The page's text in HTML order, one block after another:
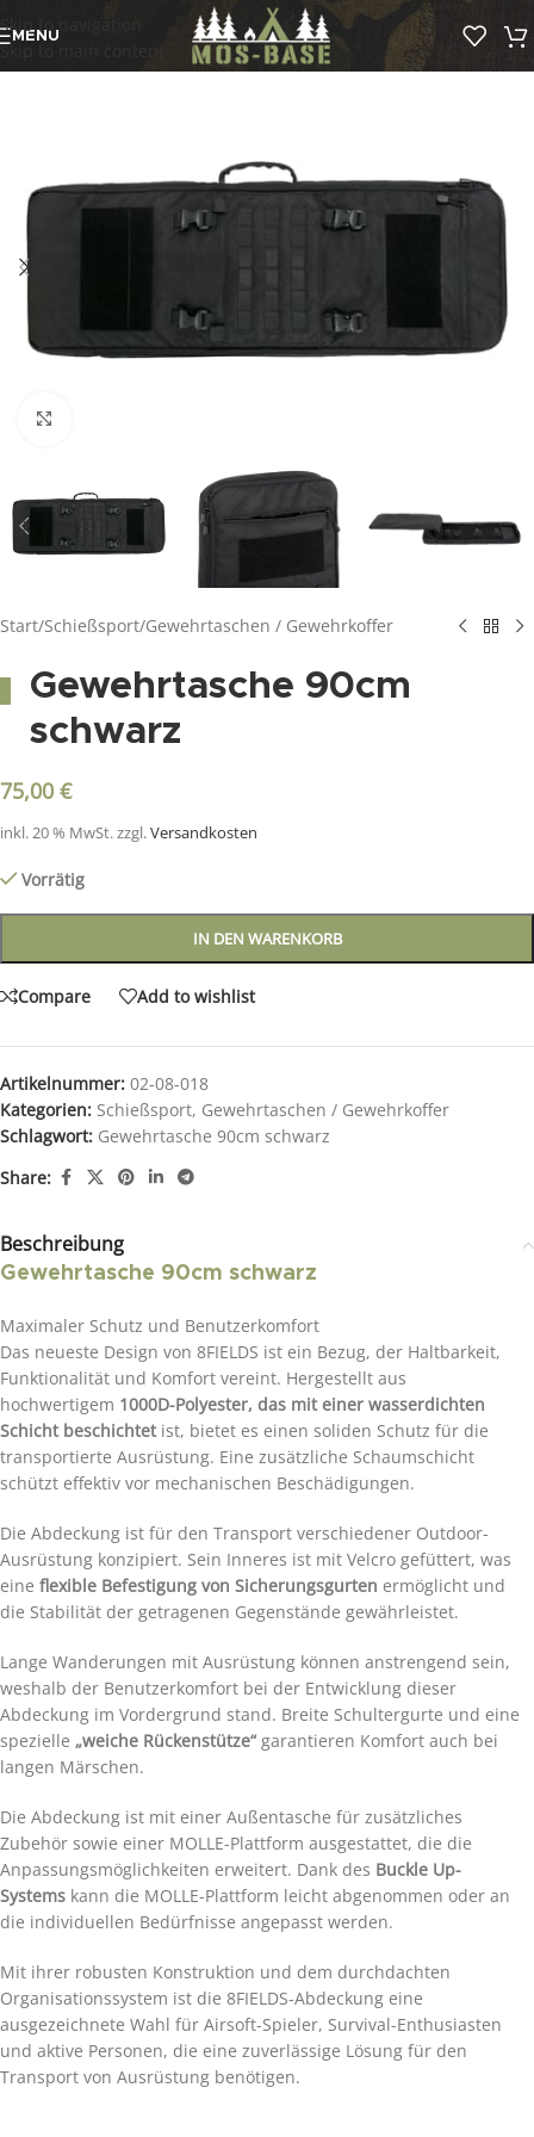
Skip to navigation
Skip to main content
MENU
Start/Schießsport/Gewehrtaschen / Gewehrkoffer
Gewehrtasche 90cm
schwarz
75,00 €
inkl. 20 % MwSt.zzgl.Versandkosten
Vorrätig
IN DEN WARENKORB
Compare Add to wishlist
Artikelnummer: 02-08-018
Kategorien: Schießsport, Gewehrtaschen / Gewehrkoffer
Schlagwort: Gewehrtasche 90cm schwarz
Share:
Beschreibung
Gewehrtasche 90cm schwarz
Maximaler Schutz und Benutzerkomfort
Das neueste Design von 8FIELDS ist ein Bezug, der Haltbarkeit,
Funktionalität und Komfort vereint. Hergestellt aus
hochwertigem 1000D-Polyester, das mit einer wasserdichten
Schicht beschichtet ist, bietet es einen soliden Schutz für die
transportierte Ausrüstung. Eine zusätzliche Schaumschicht
schützt effektiv vor mechanischen Beschädigungen.
Die Abdeckung ist für den Transport verschiedener Outdoor-
Ausrüstung konzipiert. Sein Inneres ist mit Velcro gefüttert, was
eine flexible Befestigung von Sicherungsgurten ermöglicht und
die Stabilität der getragenen Gegenstände gewährleistet.
Lange Wanderungen mit Ausrüstung können anstrengend sein,
weshalb der Benutzerkomfort bei der Entwicklung dieser
Abdeckung im Vordergrund stand. Breite Schultergurte und eine
spezielle „weiche Rückenstütze“ garantieren Komfort auch bei
langen Märschen.
Die Abdeckung ist mit einer Außentasche für zusätzliches
Zubehör sowie einer MOLLE-Plattform ausgestattet, die die
Anpassungsmöglichkeiten erweitert. Dank des Buckle Up-
Systems kann die MOLLE-Plattform leicht abgenommen oder an
die individuellen Bedürfnisse angepasst werden.
Mit ihrer robusten Konstruktion und dem durchdachten
Organisationssystem ist die 8FIELDS-Abdeckung eine
ausgezeichnete Wahl für Airsoft-Spieler, Survival-Enthusiasten
und aktive Personen, die eine zuverlässige Lösung für den
Transport von Ausrüstung benötigen.